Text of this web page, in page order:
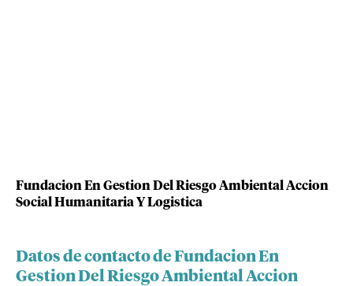
Fundacion En Gestion Del Riesgo Ambiental Accion
Social Humanitaria Y Logistica
Datos de contacto de Fundacion En
Gestion Del Riesgo Ambiental Accion